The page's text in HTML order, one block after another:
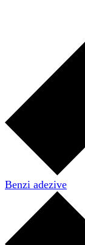
Benzi adezive